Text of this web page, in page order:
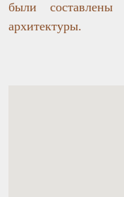
были
архитектуры.